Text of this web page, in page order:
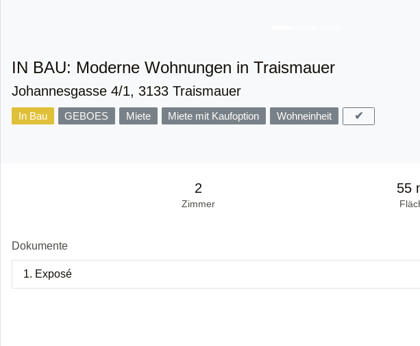
IN BAU: Moderne Wohnungen in Traismauer
Johannesgasse 4/1, 3133 Traismauer
In Bau GEBOES Miete Miete mit Kaufoption Wohneinheit ✔
2
Zimmer
55
Dokumente
1. Exposé